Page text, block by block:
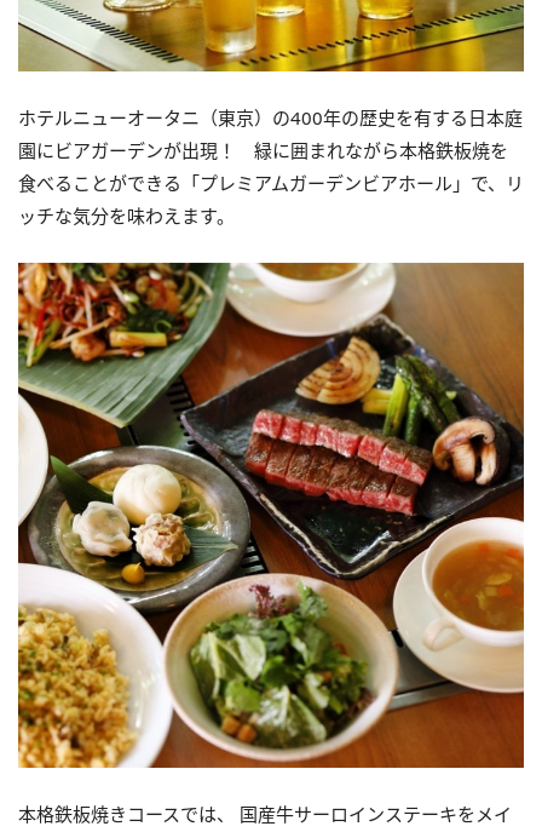
ホテルニューオータニ（東京）の400年の歴史を有する日本庭
園にビアガーデンが出現！ 緑に囲まれながら本格鉄板焼を
食べることができる「プレミアムガーデンビアホール」で、リ
ッチな気分を味わえます。
本格鉄板焼きコースでは、 国産牛サーロインステーキをメイ